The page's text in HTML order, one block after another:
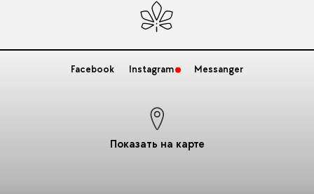
Facebook Instagram Messanger
Показать на карте